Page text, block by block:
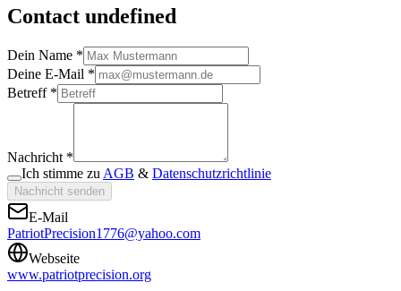
Contact undefined
Dein Name *
Deine E-Mail *
Betreff *
Nachricht *
Ich stimme zu AGB & Datenschutzrichtlinie
Nachricht senden
E-Mail
PatriotPrecision1776@yahoo.com
Webseite
www.patriotprecision.org